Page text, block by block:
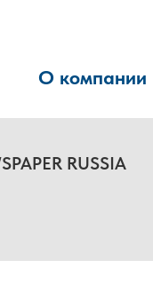
О компании
RUSSIA